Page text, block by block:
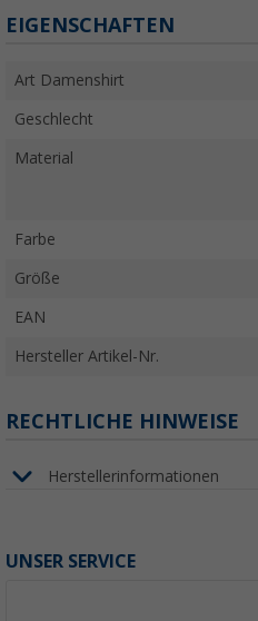
EIGENSCHAFTEN
Art Damenshirt
Geschlecht
Material
Farbe
Größe
EAN
Hersteller Artikel-Nr.
RECHTLICHE HINWEISE
Herstellerinformationen
UNSER SERVICE